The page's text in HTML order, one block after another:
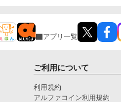
アプリ一覧
ご利用について
利用規約
アルファコイン利用規約